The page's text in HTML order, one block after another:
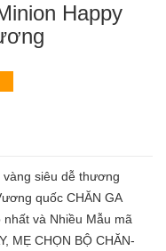
Happy
siêu dễ thương
quốc CHĂN GA
và Nhiều Mẫu mã
MẸ CHỌN BỘ CHĂN-